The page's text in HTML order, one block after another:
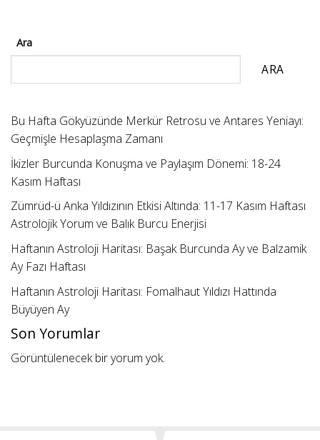
Ara
ARA
Bu Hafta Gökyüzünde Merkür Retrosu ve Antares Yeniayı:
Geçmişle Hesaplaşma Zamanı
İkizler Burcunda Konuşma ve Paylaşım Dönemi: 18-24
Kasım Haftası
Zümrüd-ü Anka Yıldızının Etkisi Altında: 11-17 Kasım Haftası
Astrolojik Yorum ve Balık Burcu Enerjisi
Haftanın Astroloji Haritası: Başak Burcunda Ay ve Balzamik
Ay Fazı Haftası
Haftanın Astroloji Haritası: Fomalhaut Yıldızı Hattında
Büyüyen Ay
Son Yorumlar
Görüntülenecek bir yorum yok.